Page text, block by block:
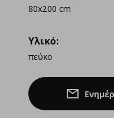
80x200 cm
Υλικό:
πεύκο